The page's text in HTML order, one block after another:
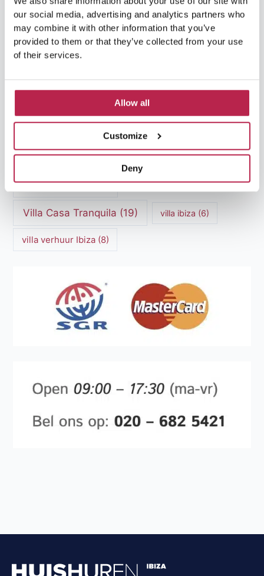
our social media, advertising and analytics partners who
may combine it with other information that you’ve
provided to them or that they’ve collected from your use
of their services.
Allow all
Customize
Deny
Ibiza Villa Verhuur(6) luxe vakantie(5)
Luxe villa's Ibiza(43) luxe villas (13)
Luxe Villa Verhuur
Luxe Villa Verhuur Ibiza(8) Middellandse Zee(5)
Sa Pedrera(5)
Torre des Savinar(8)
Villa Casa Tranquila (19) villa ibiza (6)
villa verhuur Ibiza(8)